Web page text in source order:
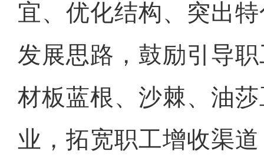
宜、优化结构、突出
发展思路，鼓励引导
材板蓝根、沙棘、油
业，拓宽职工增收渠